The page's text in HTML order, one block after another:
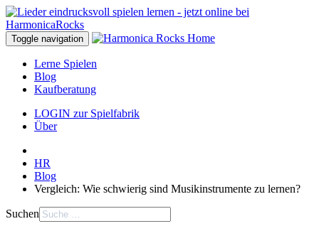
Toggle navigation
Lerne Spielen
Blog
Kaufberatung
LOGIN zur Spielfabrik
Über
HR
Blog
Vergleich: Wie schwierig sind Musikinstrumente zu lernen?
Suchen